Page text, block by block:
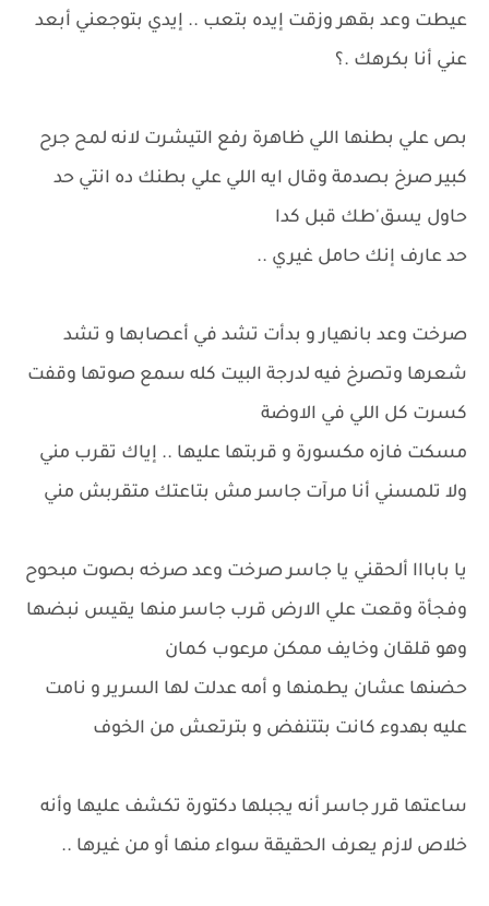
عيطت وعد بقهر وزقت إيده بتعب .. إيدي بتوجعني أبعد
عني أنا بكرهك .؟
بص علي بطنها اللي ظاهرة رفع التيشرت لانه لمح جرح
كبير صرخ بصدمة وقال ايه اللي علي بطنك ده انتي حد
حاول يسق'طك قبل كدا
حد عارف إنك حامل غيري ..
صرخت وعد بانهيار و بدأت تشد في أعصابها و تشد
شعرها وتصرخ فيه لدرجة البيت كله سمع صوتها وقفت
كسرت كل اللي في الاوضة
مسكت فازه مكسورة و قربتها عليها .. إياك تقرب مني
ولا تلمسني أنا مرآت جاسر مش بتاعتك متقربش مني
يا بابااا ألحقني يا جاسر صرخت وعد صرخه بصوت مبحوح
وفجأة وقعت علي الارض قرب جاسر منها يقيس نبضها
وهو قلقان وخايف ممكن مرعوب كمان
حضنها عشان يطمنها و أمه عدلت لها السرير و نامت
عليه بهدوء كانت بتتنفض و بترتعش من الخوف
ساعتها قرر جاسر أنه يجبلها دكتورة تكشف عليها وأنه
خلاص لازم يعرف الحقيقة سواء منها أو من غيرها ..